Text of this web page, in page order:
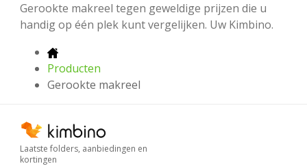
Gerookte makreel tegen geweldige prijzen die u
handig op één plek kunt vergelijken. Uw Kimbino.
Producten
Gerookte makreel
Laatste folders, aanbiedingen en
kortingen